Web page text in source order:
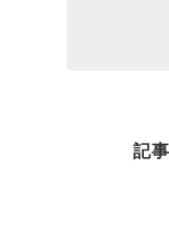
記